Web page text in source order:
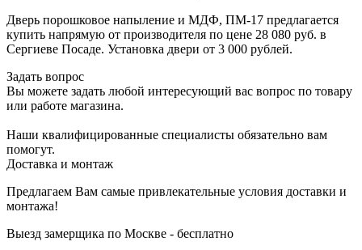
Дверь порошковое напыление и МДФ, ПМ-17 предлагается
купить напрямую от производителя по цене 28 080 руб. в
Сергиеве Посаде. Установка двери от 3 000 рублей.
Задать вопрос
Вы можете задать любой интересующий вас вопрос по товару
или работе магазина.
Наши квалифицированные специалисты обязательно вам
помогут.
Доставка и монтаж
Предлагаем Вам самые привлекательные условия доставки и
монтажа!
Выезд замерщика по Москве - бесплатно